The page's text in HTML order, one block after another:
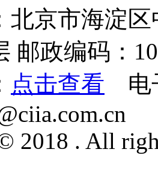
北京市海淀
邮政编码：
点击查看 电
2018 . All